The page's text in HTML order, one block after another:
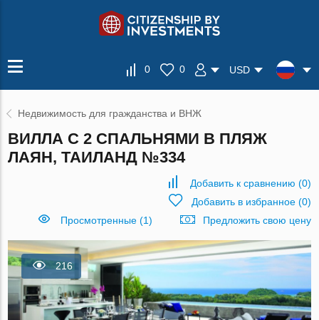
0 0 USD
Недвижимость для гражданства и ВНЖ
ВИЛЛА С 2 СПАЛЬНЯМИ В ПЛЯЖ
ЛАЯН, ТАИЛАНД №334
Добавить к сравнению (0)
Добавить в избранное(0)
Просмотренные (1)
Предложить свою цену
216